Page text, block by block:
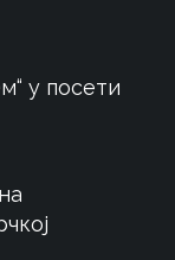
у посети